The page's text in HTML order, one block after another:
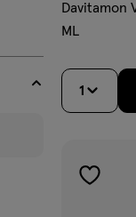
Davitamon
ML
1